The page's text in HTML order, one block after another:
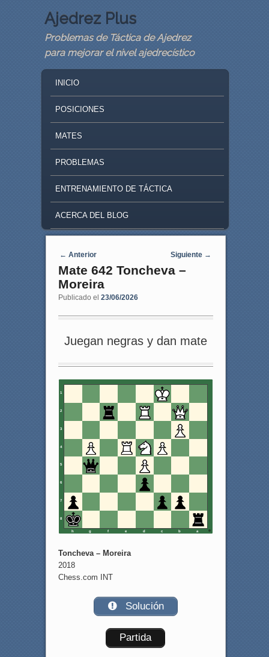
Ajedrez Plus
Problemas de Táctica de Ajedrez
para mejorar el nivel ajedrecístico
SKIP TO PRIMARY CONTENT
SKIP TO SECONDARY CONTENT
INICIO
POSICIONES
MATES
PROBLEMAS
ENTRENAMIENTO DE TÁCTICA
ACERCA DEL BLOG
Navegaci�n de entradas
← Anterior Siguiente →
Mate 642 Toncheva –
Moreira
Publicado el 23/06/2026
Juegan negras y dan mate
1
2
3
4
5
6
7
8
h g f e d c b a
Toncheva – Moreira
2018
Chess.com INT
Solución
Partida